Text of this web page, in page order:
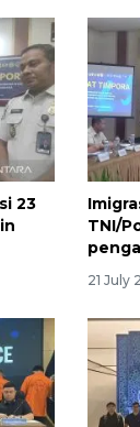
23
TNI/
21 July